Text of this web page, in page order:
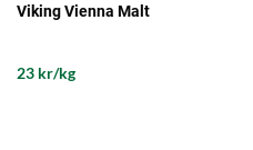
Viking Vienna Malt
23 kr/kg